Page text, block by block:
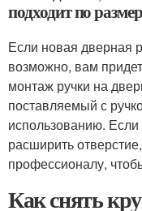
подходит по
Если новая дверная
возможно, вам
монтаж ручки на
поставляемый с
использованию.
расширить
профессионалу,
Как снять